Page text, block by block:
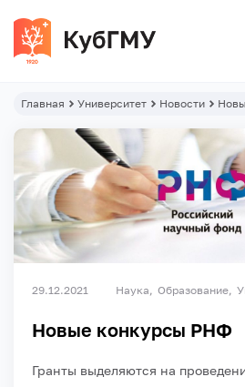
Главная Университет Новости
29.12.2021 Наука Образование
Новые конкурсы РНФ
Гранты выделяются на